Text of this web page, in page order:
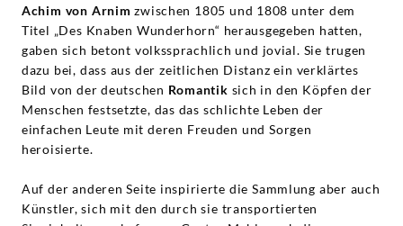
Achim von Arnim zwischen 1805 und 1808 unter dem
Titel „Des Knaben Wunderhorn“ herausgegeben hatten,
gaben sich betont volkssprachlich und jovial. Sie trugen
dazu bei, dass aus der zeitlichen Distanz ein verklärtes
Bild von der deutschen Romantik sich in den Köpfen der
Menschen festsetzte, das das schlichte Leben der
einfachen Leute mit deren Freuden und Sorgen
heroisierte.
Auf der anderen Seite inspirierte die Sammlung aber auch
Künstler, sich mit den durch sie transportierten